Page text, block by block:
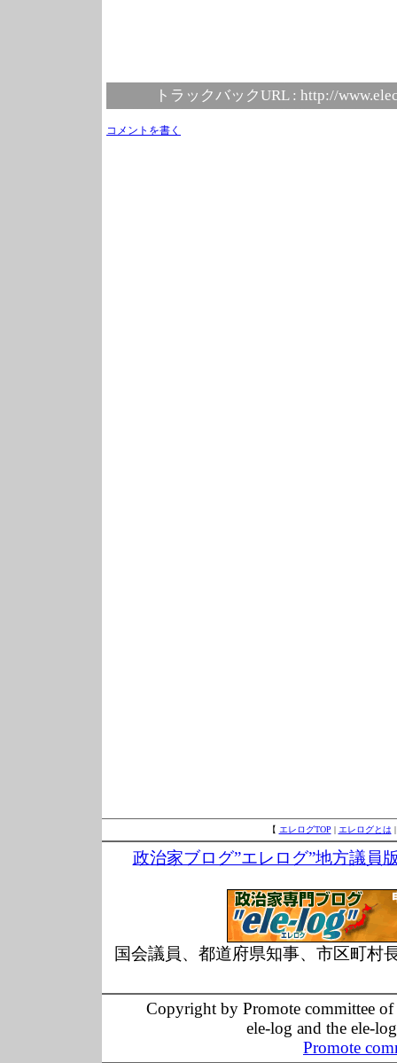
トラックバックURL : http://
コメントを書く
【 エレログTOP | エレログとは
政治家ブログ”エレログ”地方議員
国会議員、都道府県知事、市区町村
Copyright by Promote committee
ele-log and the ele-
Promote